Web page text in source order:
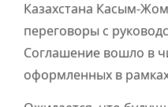
Казахстана Касым-
переговоры с
Соглашение вошло в
оформленных в